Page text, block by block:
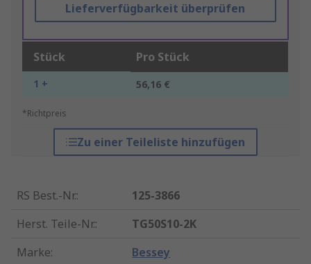
Lieferverfügbarkeit überprüfen
Stück Pro Stück
1 + 56,16 €
*Richtpreis
Zu einer Teileliste hinzufügen
RS Best.-Nr.:
125-3866
Herst. Teile-Nr.:
TG50S10-2K
Marke: Bessey